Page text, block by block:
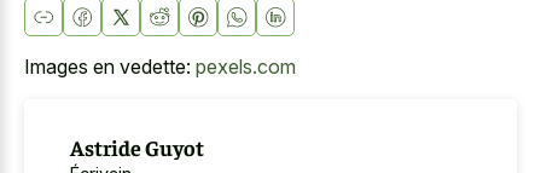
Images en vedette: pexels.com
Astride Guyot